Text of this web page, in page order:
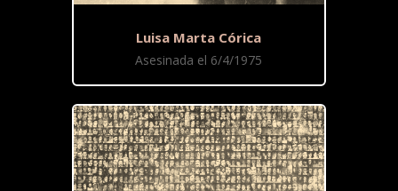
Luisa Marta Córica
Asesinada el 6/4/1975